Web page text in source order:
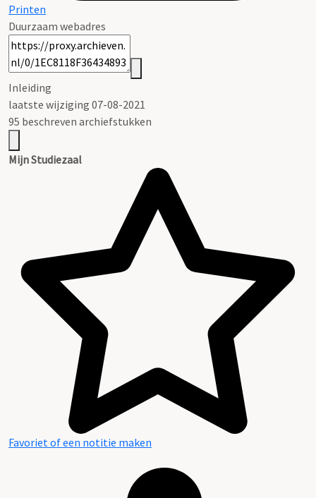
Printen
Duurzaam webadres
Inleiding
laatste wijziging 07-08-2021
95 beschreven archiefstukken
Mijn Studiezaal
Favoriet of een notitie maken